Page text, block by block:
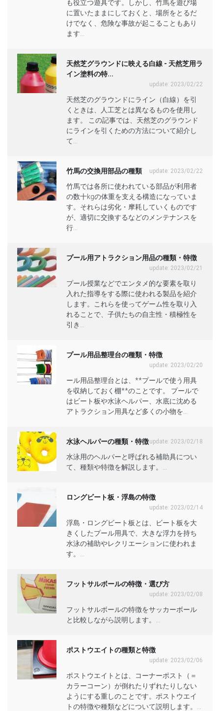
も役立つ遊具です。しかし、竹馬を遊び場
に置いたままにしておくと、場所をとるだ
けでなく、危険な事故が起こることもあり
ます...
天然芝グラウンドに映える白線 - 天然芝用ラ
イン塗料の特...
update: 2023/02/22
天然芝のグラウンドにライン（白線）を引
くときは、人工芝とは異なるものを使用し
ます。 この記事では、天然芝のグラウンド
にラインを引くための方法について紹介し
て...
竹馬の交換用部品の種類 update: 2023/02/22
竹馬では各所に使われている部品が利用者
の数十kgの体重を支える構造になっていま
す。それらは劣化・摩耗していくものです
が、適切に交換するなどのメンテナンスを
行...
プール用アトラクション用品の種類・特徴
update: 2023/02/21
プール授業などでエンタメ的な要素を取り
入れた指導をする際に使われる製品を紹介
します。これらを使ってゲーム性を取り入
れることで、子供たちの自主性・積極性を
引き...
プール用品整理台の種類・特徴
update: 2023/02/20
ール用品整理台とは、**プールで使う用具
を収納しておく棚**のことです。 プールで
はビート板や水泳ヘルパー、水底に沈める
アトラクション用具など多くの小物を...
水泳ヘルパーの種類・特徴update: 2023/02/18
水泳用のヘルパーと呼ばれる補助具につい
て、種類や特徴を解説します。...
ロングビート板・浮島の特徴
update: 2023/02/14
浮島・ロングビート板とは、ビート板を大
きくしたプール用具で、大きな浮力を持ち
水泳の補助やレクリエーションに使われま
す。...
フットサルボールの特徴・選び方
update: 2023/02/08
フットサルボールの特徴をサッカーボール
と比較しながら説明します。...
ポストウエイトの種類と特徴
update: 2023/02/06
ポストウエイトとは、コーナーポスト（＝
カラーコーン）が倒れたりずれたりしない
ようにする重しのことです。ポストウエイ
トの特徴や種類などについて説明します。...